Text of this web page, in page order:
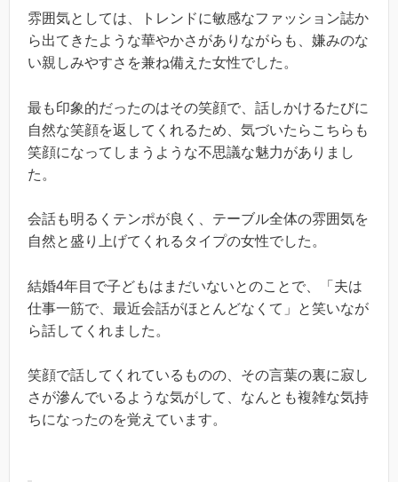
雰囲気としては、トレンドに敏感なファッション誌か
ら出てきたような華やかさがありながらも、嫌みのな
い親しみやすさを兼ね備えた女性でした。
最も印象的だったのはその笑顔で、話しかけるたびに
自然な笑顔を返してくれるため、気づいたらこちらも
笑顔になってしまうような不思議な魅力がありまし
た。
会話も明るくテンポが良く、テーブル全体の雰囲気を
自然と盛り上げてくれるタイプの女性でした。
結婚4年目で子どもはまだいないとのことで、「夫は
仕事一筋で、最近会話がほとんどなくて」と笑いなが
ら話してくれました。
笑顔で話してくれているものの、その言葉の裏に寂し
さが滲んでいるような気がして、なんとも複雑な気持
ちになったのを覚えています。